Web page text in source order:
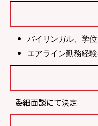
バイリンガル、学
エアライン勤務経
委細面談にて決定